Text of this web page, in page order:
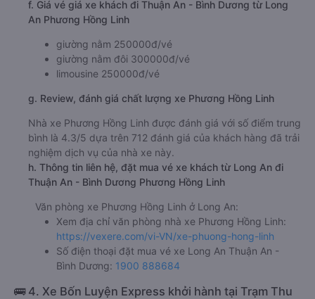
f. Giá vé giá xe khách đi Thuận An - Bình Dương từ Long
An Phương Hồng Linh
giường nằm 250000đ/vé
giường nằm đôi 300000đ/vé
limousine 250000đ/vé
g. Review, đánh giá chất lượng xe Phương Hồng Linh
Nhà xe Phương Hồng Linh được đánh giá với số điểm trung
bình là 4.3/5 dựa trên 712 đánh giá của khách hàng đã trải
nghiệm dịch vụ của nhà xe này.
h. Thông tin liên hệ, đặt mua vé xe khách từ Long An đi
Thuận An - Bình Dương Phương Hồng Linh
Văn phòng xe Phương Hồng Linh ở Long An:
Xem địa chỉ văn phòng nhà xe Phương Hồng Linh:
https://vexere.com/vi-VN/xe-phuong-hong-linh
Số điện thoại đặt mua vé xe Long An Thuận An -
Bình Dương: 1900 888684
🚌 4. Xe Bốn Luyện Express khởi hành tại Trạm Thu